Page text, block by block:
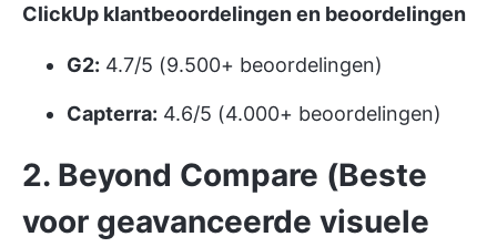
ClickUp klantbeoordelingen en beoordelingen
G2: 4.7/5 (9.500+ beoordelingen)
Capterra: 4.6/5 (4.000+ beoordelingen)
2. Beyond Compare (Beste
voor geavanceerde visuele